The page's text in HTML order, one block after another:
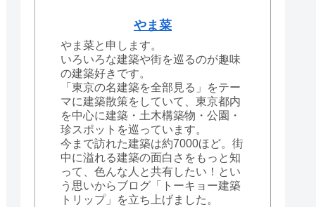
やま菜
やま菜と申します。
いろいろな建築や街を巡るのが趣味
の建築好きです。
「東京の名建築を全部見る」をテー
マに建築散策をしていて、東京都内
を中心に建築・土木構築物・公園・
珍スポットを巡っています。
今まで訪れた建築は約7000ほど。街
中に溢れる建築の面白さをもっと知
って、色んな人と共有したい！とい
う思いからブログ「トーキョー建築
トリップ」を立ち上げました。